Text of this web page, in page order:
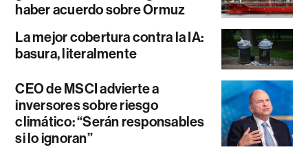
haber acuerdo sobre Ormuz
La mejor cobertura contra la IA:
basura, literalmente
CEO de MSCI advierte a
inversores sobre riesgo
climático: “Serán responsables
si lo ignoran”